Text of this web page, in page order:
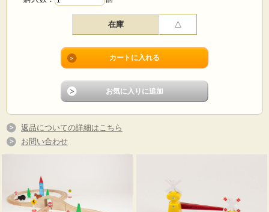
新幹線としては初めて、日本の「和」と「伝統」をコンセプトとしてデザインさ
九州の青磁をイメージした淡い青色の車体と金色のラインがモクトレインでも忠
実に再現されています。
【JR西日本商品化許諾済】【JR九州承認済】
※BRIO社、きかんしゃトーマス木製レールなどと互換性があります。
※PCディスプレイの仕様上、写真と実際の商品の色は多少異なる場合がございま
す。
商品コード
木材、プラスチック、スチール、磁石
塗料について
塗料は赤ちゃんが舐めても無害なものを使用していま
す。
在庫 △
返品についての詳細はこちら
お問い合わせ